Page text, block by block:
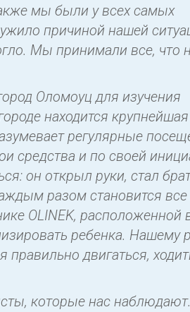
мы были у всех самых
причиной нашей
Мы принимали все, что
Оломоуц для изучения
находится
регулярные
средства и по своей
он открыл руки, стал
разом становится
OLINEK, расположенной
ребенка. Нашему
правильно двигаться,
которые нас